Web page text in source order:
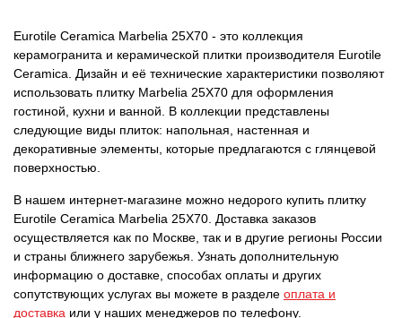
Eurotile Ceramica Marbelia 25X70 - это коллекция
керамогранита и керамической плитки производителя Eurotile
Ceramica. Дизайн и её технические характеристики позволяют
использовать плитку Marbelia 25X70 для оформления
гостиной, кухни и ванной. В коллекции представлены
следующие виды плиток: напольная, настенная и
декоративные элементы, которые предлагаются с глянцевой
поверхностью.
В нашем интернет-магазине можно недорого купить плитку
Eurotile Ceramica Marbelia 25X70. Доставка заказов
осуществляется как по Москве, так и в другие регионы России
и страны ближнего зарубежья. Узнать дополнительную
информацию о доставке, способах оплаты и других
сопутствующих услугах вы можете в разделе оплата и
доставка или у наших менеджеров по телефону.